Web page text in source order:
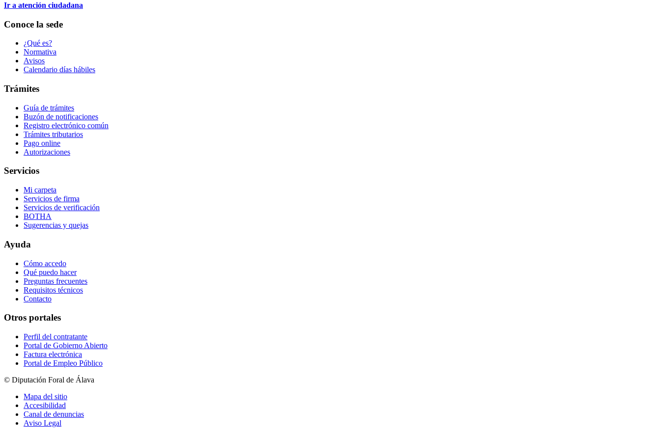
Ir a atención ciudadana
Conoce la sede
¿Qué es?
Normativa
Avisos
Calendario días hábiles
Trámites
Guía de trámites
Buzón de notificaciones
Registro electrónico común
Trámites tributarios
Pago online
Autorizaciones
Servicios
Mi carpeta
Servicios de firma
Servicios de verificación
BOTHA
Sugerencias y quejas
Ayuda
Cómo accedo
Qué puedo hacer
Preguntas frecuentes
Requisitos técnicos
Contacto
Otros portales
Perfil del contratante
Portal de Gobierno Abierto
Factura electrónica
Portal de Empleo Público
© Diputación Foral de Álava
Mapa del sitio
Accesibilidad
Canal de denuncias
Aviso Legal